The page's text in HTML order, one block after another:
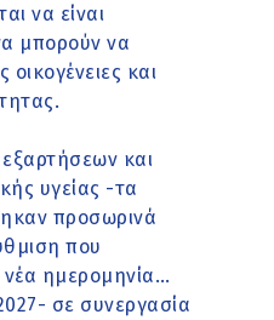
να είναι
μπορούν να
και
και
υγείας -τα
προσωρινά
που
ημερομηνία…
σε συνεργασία